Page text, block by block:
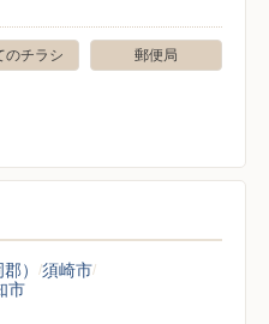
郵便局
のチラシ
）
須崎市
市